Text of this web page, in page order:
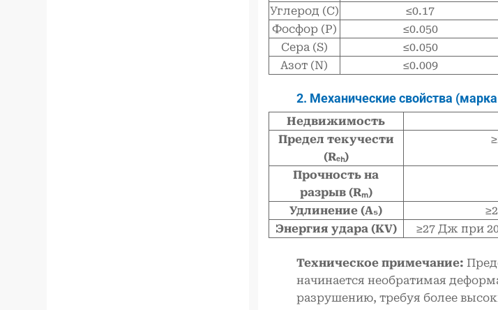
Углерод (C)
≤0.17
Фосфор (P)
≤0.050
Сера (S)
≤0.050
Азот (N)
≤0.009
2. Механические свойства
Недвижимость
Предел текучести
(Rₑₕ)
Прочность на
разрыв (Rₘ)
Удлинение (A₅)
Энергия удара (KV)
≥27 Дж при
Техническое примечание:
начинается необратимая
разрушению, требуя более